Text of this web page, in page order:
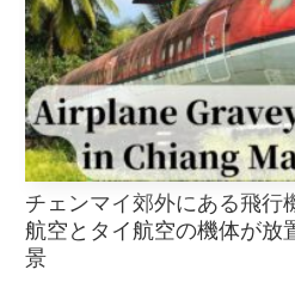
チェンマイ郊外にある飛行
航空とタイ航空の機体が放
景